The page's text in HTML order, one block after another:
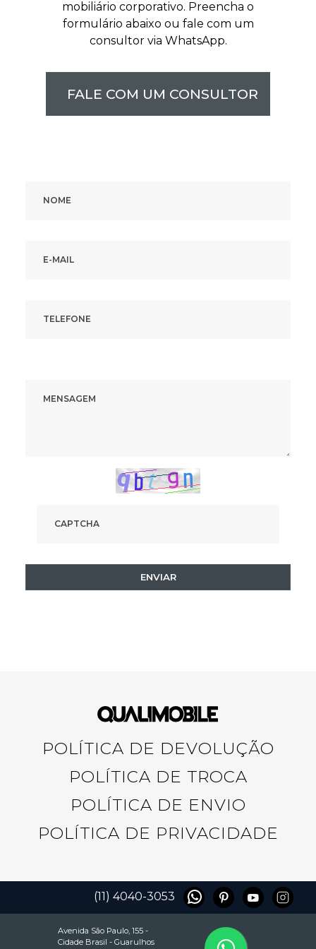
mobiliário corporativo. Preencha o
formulário abaixo ou fale com um
consultor via WhatsApp.
FALE COM UM CONSULTOR
ENVIAR
POLÍTICA DE DEVOLUÇÃO
POLÍTICA DE TROCA
POLÍTICA DE ENVIO
POLÍTICA DE PRIVACIDADE
(11) 4040-3053
Avenida São Paulo, 155 -
Cidade Brasil - Guarulhos